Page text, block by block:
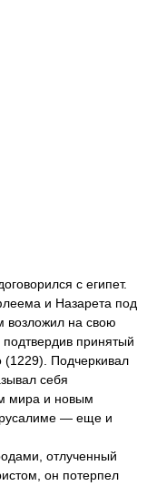
с египет.
и Назарета под
возложил на свою
принятый
(1229). Подчеркивал
себя
мира и новым
— еще и
отлученный
он потерпел